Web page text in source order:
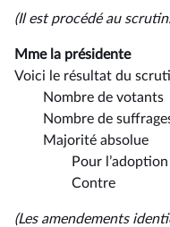
(Il est procédé au
Mme la présidente
Voici le résultat du
Nombre de
Nombre de
Majorité
Pour
Contre
(Les amendements